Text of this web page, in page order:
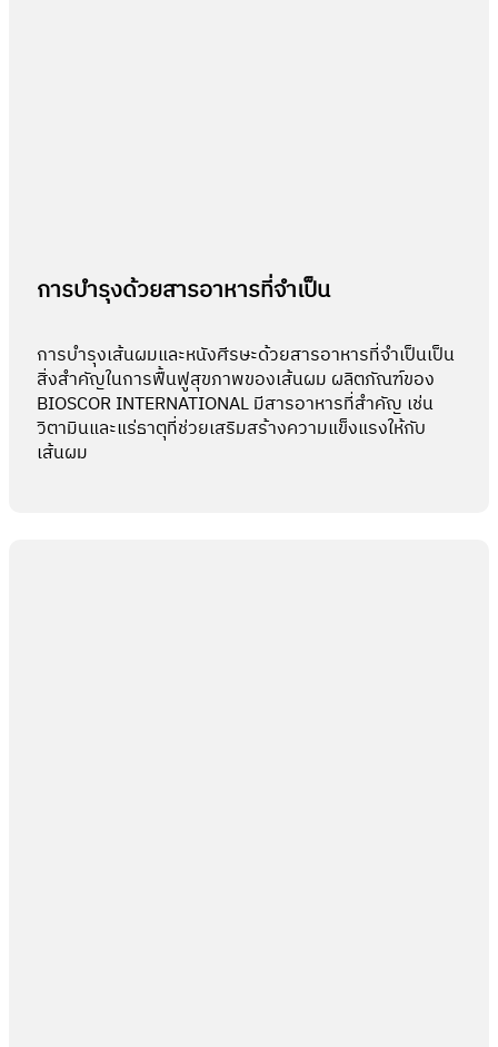
การบำรุงด้วยสารอาหารที่จำเป็น
การบำรุงเส้นผมและหนังศีรษะด้วยสารอาหารที่จำเป็นเป็น
สิ่งสำคัญในการฟื้นฟูสุขภาพของเส้นผม ผลิตภัณฑ์ของ
BIOSCOR INTERNATIONAL มีสารอาหารที่สำคัญ เช่น
วิตามินและแร่ธาตุที่ช่วยเสริมสร้างความแข็งแรงให้กับ
เส้นผม